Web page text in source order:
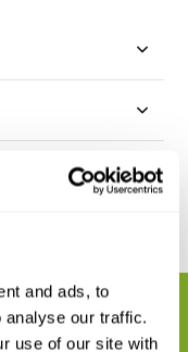
and ads, to
analyse our traffic.
use of our site with